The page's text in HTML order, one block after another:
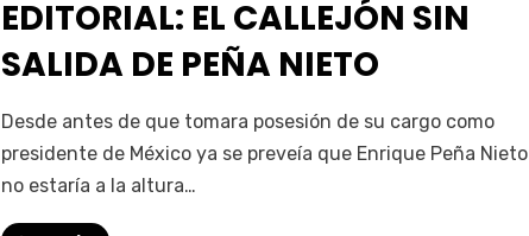
EDITORIAL: EL CALLEJÓN SIN
SALIDA DE PEÑA NIETO
porEnrique
Desde antes de que tomara posesión de su cargo como
presidente de México ya se preveía que Enrique Peña Nieto
no estaría a la altura…